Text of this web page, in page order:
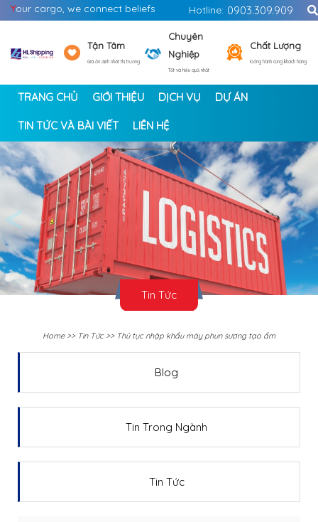
Your cargo, we connect beliefs Hotline: 0903.309.909
Tận Tâm
Giá ổn định nhất thị trường
Chuyên
Nghiệp
Tốt và hiệu quả nhất
Chất Lượng
Đồng hành cùng khách hàng
TRANG CHỦ GIỚI THIỆU DỊCH VỤ DỰ ÁN
TIN TỨC VÀ BÀI VIẾT LIÊN HỆ
< >
Tin Tức
Home>> Tin Tức>> Thủ tục nhập khẩu máy phun sương tạo ẩm
Blog
Tin Trong Ngành
Tin Tức